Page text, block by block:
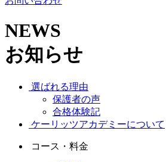
NEWS
お知らせ
選ばれる理由
保護者の声
合格体験記
ケーリッツアカデミーについて
コース・料金